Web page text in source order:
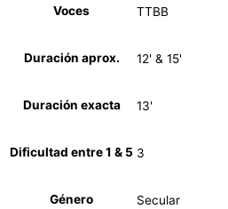
Voces TTBB
Duración aprox. 12' & 15'
Duración exacta 13'
Dificultad entre 1 & 5 3
Género Secular